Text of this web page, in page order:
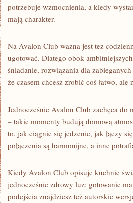
potrzebuje wzmocnienia, a kiedy
mają charakter.
Na Avalon Club ważna jest też
ugotować. Dlatego obok
śniadanie, rozwiązania dla
że czasem chcesz zrobić coś łatwo, ale
Jednocześnie Avalon Club zachęca do
– takie momenty budują domową
to, jak ciągnie się jedzenie, jak łączy
połączenia są harmonijne, a inne
Kiedy Avalon Club opisuje kuchnie
jednocześnie zdrowy luz: gotowanie
podejścia znajdziesz też autorskie